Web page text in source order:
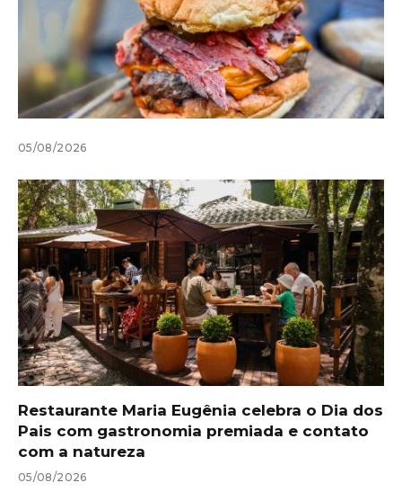
05/08/2026
Restaurante Maria Eugênia celebra o Dia dos
Pais com gastronomia premiada e contato
com a natureza
05/08/2026